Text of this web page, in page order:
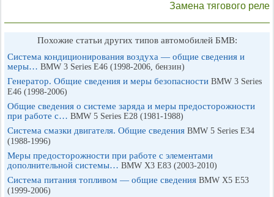
Замена тягового реле
Похожие статьи других типов автомобилей БМВ:
Система кондиционирования воздуха — общие сведения и
меры… BMW 3 Series E46 (1998-2006, бензин)
Генератор. Общие сведения и меры безопасности BMW 3 Series
E46 (1998-2006)
Общие сведения о системе заряда и меры предосторожности
при работе с… BMW 5 Series E28 (1981-1988)
Система смазки двигателя. Общие сведения BMW 5 Series E34
(1988-1996)
Меры предосторожности при работе с элементами
дополнительной системы… BMW X3 E83 (2003-2010)
Система питания топливом — общие сведения BMW X5 E53
(1999-2006)